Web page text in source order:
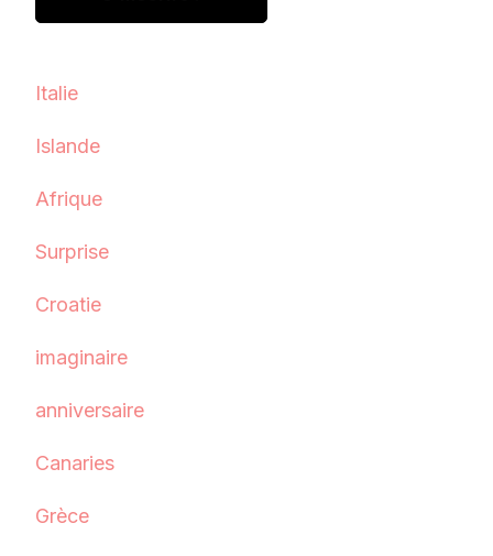
Italie
Islande
Afrique
Surprise
Croatie
imaginaire
anniversaire
Canaries
Grèce